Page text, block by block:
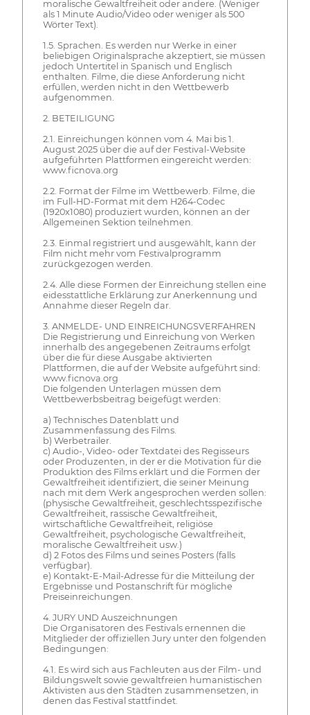
moralische Gewaltfreiheit oder andere. (Weniger
als 1 Minute Audio/Video oder weniger als 500
Wörter Text).
1.5. Sprachen. Es werden nur Werke in einer
beliebigen Originalsprache akzeptiert, sie müssen
jedoch Untertitel in Spanisch und Englisch
enthalten. Filme, die diese Anforderung nicht
erfüllen, werden nicht in den Wettbewerb
aufgenommen.
2. BETEILIGUNG
2.1. Einreichungen können vom 4. Mai bis 1.
August 2025 über die auf der Festival-Website
aufgeführten Plattformen eingereicht werden:
www.ficnova.org
2.2. Format der Filme im Wettbewerb. Filme, die
im Full-HD-Format mit dem H264-Codec
(1920x1080) produziert wurden, können an der
Allgemeinen Sektion teilnehmen.
2.3. Einmal registriert und ausgewählt, kann der
Film nicht mehr vom Festivalprogramm
zurückgezogen werden.
2.4. Alle diese Formen der Einreichung stellen eine
eidesstattliche Erklärung zur Anerkennung und
Annahme dieser Regeln dar.
3. ANMELDE- UND EINREICHUNGSVERFAHREN
Die Registrierung und Einreichung von Werken
innerhalb des angegebenen Zeitraums erfolgt
über die für diese Ausgabe aktivierten
Plattformen, die auf der Website aufgeführt sind:
www.ficnova.org
Die folgenden Unterlagen müssen dem
Wettbewerbsbeitrag beigefügt werden:
a) Technisches Datenblatt und
Zusammenfassung des Films.
b) Werbetrailer.
c) Audio-, Video- oder Textdatei des Regisseurs
oder Produzenten, in der er die Motivation für die
Produktion des Films erklärt und die Formen der
Gewaltfreiheit identifiziert, die seiner Meinung
nach mit dem Werk angesprochen werden sollen:
(physische Gewaltfreiheit, geschlechtsspezifische
Gewaltfreiheit, rassische Gewaltfreiheit,
wirtschaftliche Gewaltfreiheit, religiöse
Gewaltfreiheit, psychologische Gewaltfreiheit,
moralische Gewaltfreiheit usw.)
d) 2 Fotos des Films und seines Posters (falls
verfügbar).
e) Kontakt-E-Mail-Adresse für die Mitteilung der
Ergebnisse und Postanschrift für mögliche
Preiseinreichungen.
4. JURY UND Auszeichnungen
Die Organisatoren des Festivals ernennen die
Mitglieder der offiziellen Jury unter den folgenden
Bedingungen:
4.1. Es wird sich aus Fachleuten aus der Film- und
Bildungswelt sowie gewaltfreien humanistischen
Aktivisten aus den Städten zusammensetzen, in
denen das Festival stattfindet.